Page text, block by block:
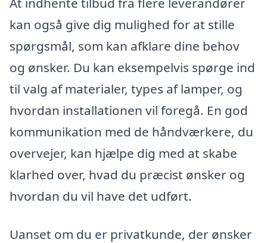
kan også give dig mulighed for at stille
spørgsmål, som kan afklare dine behov
og ønsker. Du kan eksempelvis spørge ind
til valg af materialer, types af lamper, og
hvordan installationen vil foregå. En god
kommunikation med de håndværkere, du
overvejer, kan hjælpe dig med at skabe
klarhed over, hvad du præcist ønsker og
hvordan du vil have det udført.
Uanset om du er privatkunde, der ønsker